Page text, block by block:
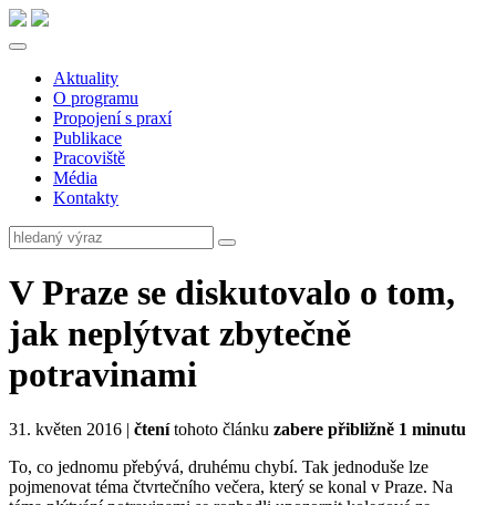
Aktuality
O programu
Propojení s praxí
Publikace
Pracoviště
Média
Kontakty
V Praze se diskutovalo o tom,
jak neplýtvat zbytečně
potravinami
31. květen 2016 | čtenítohoto článku zabere přibližně 1 minutu
To, co jednomu přebývá, druhému chybí. Tak jednoduše lze
pojmenovat téma čtvrtečního večera, který se konal v Praze. Na